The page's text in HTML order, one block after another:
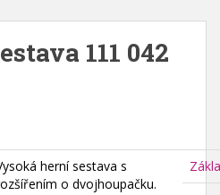
111 042
herní sestava s
o dvojhoupačku.